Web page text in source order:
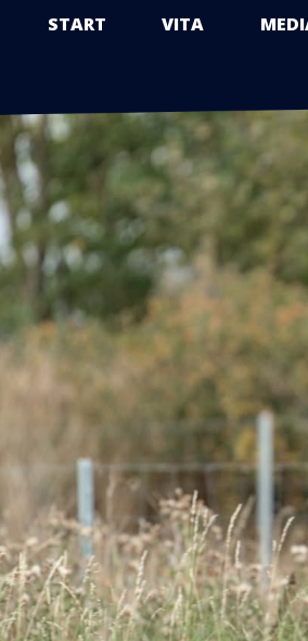
Zum
Inhalt
springen
START VITA